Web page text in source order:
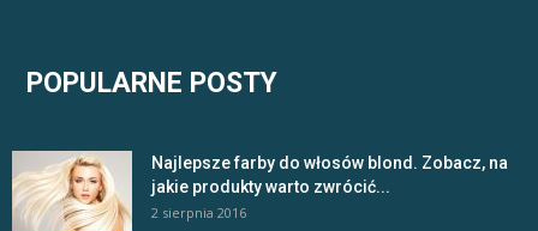
POPULARNE POSTY
Najlepsze farby do włosów blond. Zobacz, na
jakie produkty warto zwrócić...
2 sierpnia 2016